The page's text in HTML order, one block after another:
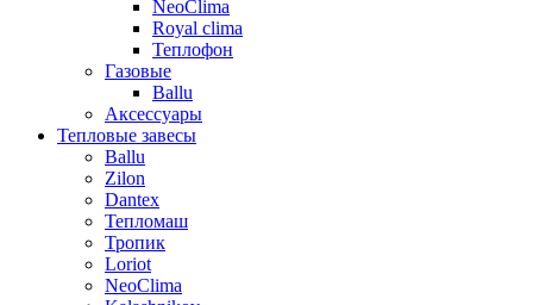
NeoClima
Royal clima
Теплофон
Газовые
Ballu
Аксессуары
Тепловые завесы
Ballu
Zilon
Dantex
Тепломаш
Тропик
Loriot
NeoClima